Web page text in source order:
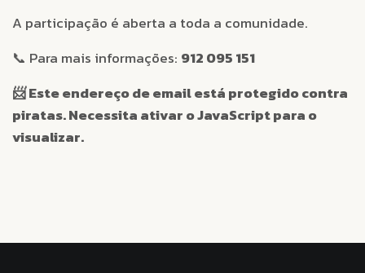
A participação é aberta a toda a comunidade.
📞 Para mais informações: 912 095 151
📨Este endereço de email está protegido contra
piratas. Necessita ativar o JavaScript para o
visualizar.